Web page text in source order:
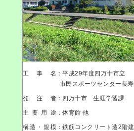
工事名 ：平成29年度四万十市立
市民スポーツセンター長寿命
発注者 ：四万十市 生涯学習課
主要用途 ：体育館 他
構造・規模 ：鉄筋コンクリート造2階建